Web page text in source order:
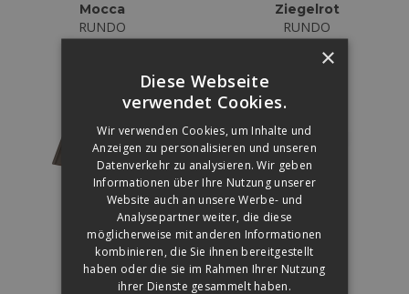
Mocca
RUNDO
Ziegelrot
RUNDO
Antrazit
ZENIT MAX
Carbon
ZENIT MAX
×
Diese Webseite
verwendet Cookies.
Wir verwenden Cookies, um Inhalte und
Anzeigen zu personalisieren und unseren
Datenverkehr zu analysieren. Wir geben
Informationen über Ihre Nutzung unserer
Website auch an unsere Werbe- und
Analysepartner weiter, die diese
möglicherweise mit anderen Informationen
kombinieren, die Sie ihnen bereitgestellt
haben oder die sie im Rahmen Ihrer Nutzung
ihrer Dienste gesammelt haben.